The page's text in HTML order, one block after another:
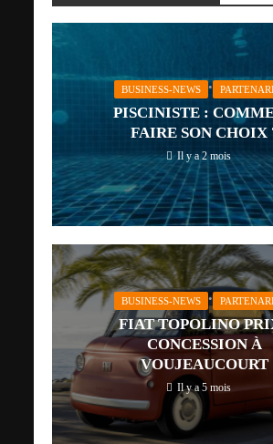
BUSINESS-NEWS •
PISCINISTE :
FAIRE SON CHOIX
Il y a 2 mois
BUSINESS-NEWS •
FIAT TOPOLINO
CONCESSION À
VOUJEAUCOURT
Il y a 5 mois